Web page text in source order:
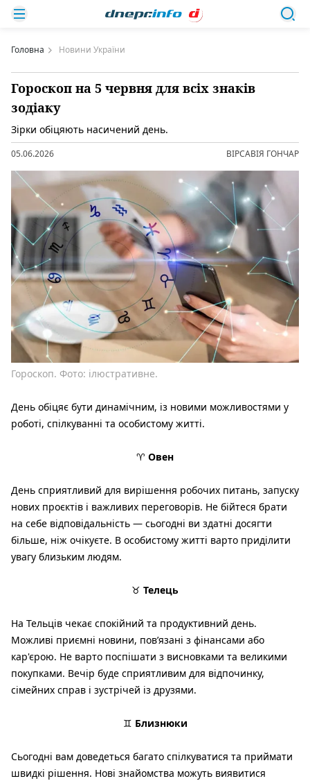
Головна Новини України
Гороскоп на 5 червня для всіх знаків
зодіаку
Зірки обіцяють насичений день.
05.06.2026 ВІРСАВІЯ ГОНЧАР
Гороскоп. Фото: ілюстративне.
День обіцяє бути динамічним, із новими можливостями у
роботі, спілкуванні та особистому житті.
♈ Овен
День сприятливий для вирішення робочих питань, запуску
нових проєктів і важливих переговорів. Не бійтеся брати
на себе відповідальність — сьогодні ви здатні досягти
більше, ніж очікуєте. В особистому житті варто приділити
увагу близьким людям.
♉ Телець
На Тельців чекає спокійний та продуктивний день.
Можливі приємні новини, пов’язані з фінансами або
кар'єрою. Не варто поспішати з висновками та великими
покупками. Вечір буде сприятливим для відпочинку,
сімейних справ і зустрічей із друзями.
♊ Близнюки
Сьогодні вам доведеться багато спілкуватися та приймати
швидкі рішення. Нові знайомства можуть виявитися